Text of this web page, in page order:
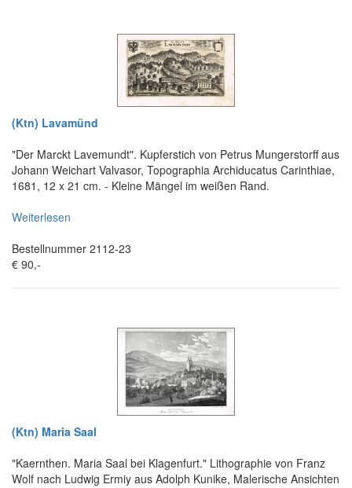
(Ktn) Lavamünd
"Der Marckt Lavemundt". Kupferstich von Petrus Mungerstorff aus
Johann Weichart Valvasor, Topographia Archiducatus Carinthiae,
1681, 12 x 21 cm. - Kleine Mängel im weißen Rand.
Weiterlesen
Bestellnummer 2112-23
€ 90,-
(Ktn) Maria Saal
"Kaernthen. Maria Saal bei Klagenfurt." Lithographie von Franz
Wolf nach Ludwig Ermiy aus Adolph Kunike, Malerische Ansichten